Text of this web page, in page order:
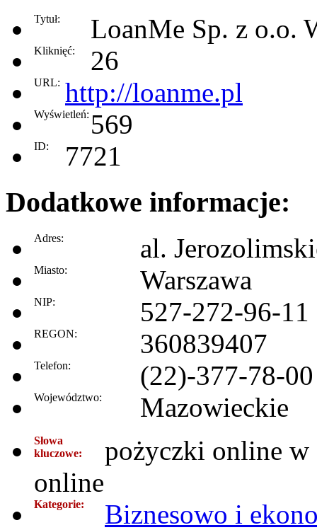
Tytuł: LoanMe Sp. z o.o.
Kliknięć: 26
URL: http://loanme.pl
Wyświetleń: 569
ID: 7721
Dodatkowe informacje:
Adres: al.
Miasto: Warszawa
NIP: 527-272-96-11
REGON: 360839407
Telefon: (22)-377-78-00
Województwo: Mazowieckie
Słowa
kluczowe:
pożyczki online w
online
Kategorie: Biznesowo i